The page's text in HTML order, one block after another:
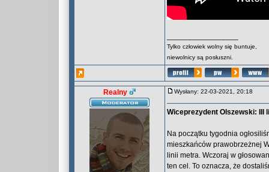
Tylko człowiek wolny się buntuje,
niewolnicy są posłuszni.
Realny Wysłany: 22-03-2021, 20:18
Wiceprezydent Olszewski: III
Na początku tygodnia
mieszkańców prawobrzeżnej
linii metra. Wczoraj w
ten cel. To oznacza, że